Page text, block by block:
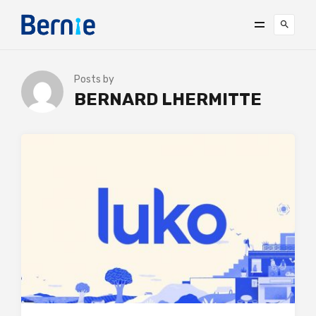
Posts by
BERNARD LHERMITTE